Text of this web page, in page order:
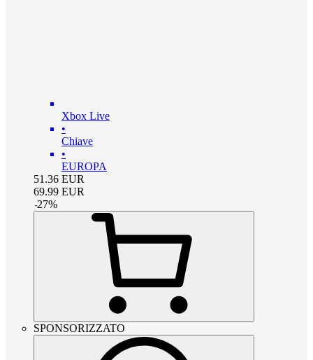
Xbox Live
•
Chiave
•
EUROPA
51.36 EUR
69.99 EUR
-27%
SPONSORIZZATO